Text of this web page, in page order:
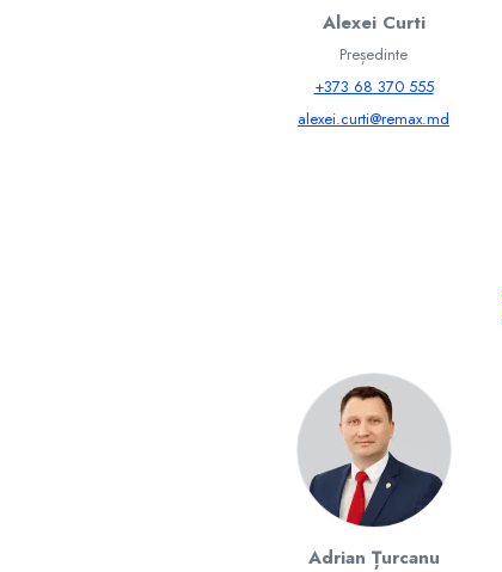
Alexei Curti
Președinte
+373 68 370 555
alexei.curti@remax.md
Adrian Țurcanu